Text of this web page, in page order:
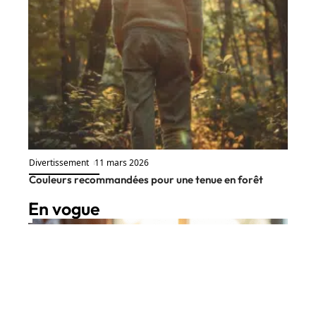
Divertissement 11 mars 2026
Couleurs recommandées pour une tenue en forêt
En vogue